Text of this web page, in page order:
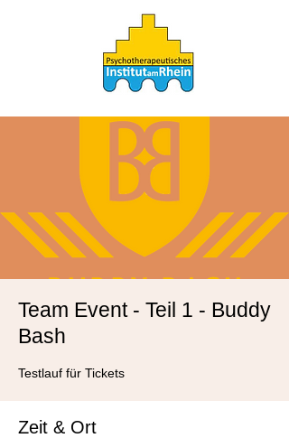
Team Event - Teil 1 - Buddy
Bash
Testlauf für Tickets
Zeit & Ort